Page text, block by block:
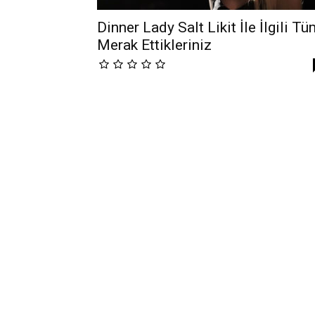
Dinner Lady Salt Likit İle İlgili
Merak Ettikleriniz